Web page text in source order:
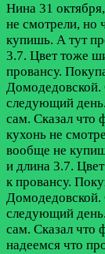
Нина 31
не смотрели, но
купишь. А тут
3.7. Цвет тоже
провансу.
Домодедовской.
следующий
сам. Сказал что
кухонь не
вообще не
и длина 3.7.
к провансу.
Домодедовской.
следующий
сам. Сказал что
надеемся что